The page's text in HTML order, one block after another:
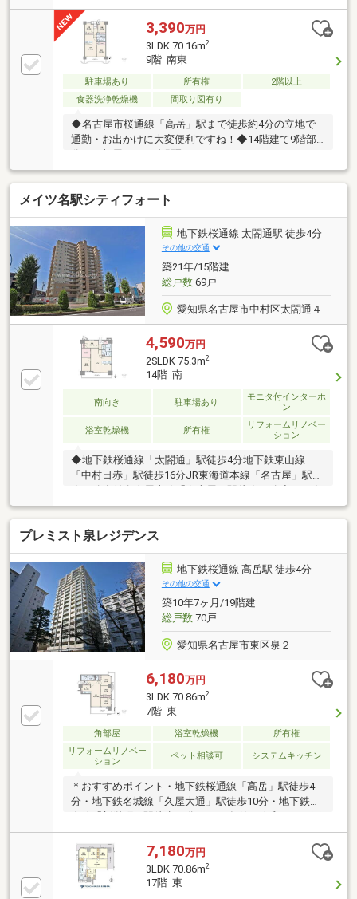
ム完工予定につき、綺麗なお部屋で新生活をスタート
〇専有面積74.00㎡の3LDK。ご家族でもゆとりある間
取り〇アフターサービス保証付きで、購入後も安心で
す～利便性高い周辺環境～〇テレピアまで徒歩5分、
都心での買物やお出かけにも便利〇セブンイレブン名
古屋東桜1丁目店まで徒歩3分〇東桜小学校徒歩6分、
冨士中学校徒歩6分で通学も安心〇東桜幼稚園徒歩2
ラッグストアも徒歩圏に揃う便利な立地
3,390万円
3LDK 70.16m2
9階 南東
駐車場あり 所有権
2階以上
食器洗浄乾燥機
間取り図有り
◆名古屋市桜通線「高岳」駅まで徒歩約4分の立地で
通勤・お出かけに大変便利ですね！◆14階建て9階部
の3LDK！◆全居室5帖以上のゆとりの間取り設計で
す！◆LDKは約15帖とゆとりの空間がございます！◆
リビングと洋室は続き間ですので、空間の広がりを感
じられます！◆キッチンは、お料理中も家族を身近に
感じられる対面式です！◆食洗機完備で、食事のあと
も家族団らんの時間を過ごせますね◆各居室に収納が
設けられており、お部屋のスペースを有効的に使えま
す◆2部屋に面したバルコニーは開放感がございま
す！
メイツ名駅シティフォート
地下鉄桜通線 太閤通駅 徒歩4分
その他の交通
築21年/15階建
総戸数69戸
愛知県名古屋市中村区太閤通４
4,590万円
2SLDK 75.3m2
14階 南
南向き 駐車場あり
モニタ付インターホ
ン
浴室乾燥機 所有権
リフォームリノベー
ション
◆地下鉄桜通線「太閤通」駅徒歩4分地下鉄東山線
「中村日赤」駅徒歩16分JR東海道本線「名古屋」駅徒
3月全面リノベーション済み！黒を基調としたシック
でかっこいいこだわりのリノベです。◆14階住戸の為
眺望良好！ワイドバルコニーで日当たり・採光・通風
良好！◆敷地内駐車場複数台空き有！(2025年4月8日
時点)1住戸1台利用可能！◆ペット2匹飼育可能！(規約
有)◆大容量WICやSIC付！お荷物が多くても安心！(周
辺環境)・ピアゴ中村店…徒歩9分・牧野小学校…徒歩11
分・黄金中学校…徒歩8分・中村区役所…徒歩6分
プレミスト泉レジデンス
地下鉄桜通線 高岳駅 徒歩4分
その他の交通
築10年7ヶ月/19階建
総戸数70戸
愛知県名古屋市東区泉２
6,180万円
3LDK 70.86m2
7階 東
角部屋 浴室乾燥機
所有権
リフォームリノベー
ション
ペット相談可 システムキッチン
＊おすすめポイント・地下鉄桜通線「高岳」駅徒歩4
分・地下鉄名城線「久屋大通」駅徒歩10分・地下鉄東
山線「新栄町」駅徒歩13分・2016年築・大和ハウス工
業分譲の「プレミスト」シリーズ・免震構造・24時間
ゴミ出し可能・ペット飼育可（諸制限有り）・高級感
のある廊下設計・全室がバルコニーに面しており、日
当たり・風通し良好・目の前は公園のため、見晴らし
良好＊周辺環境・東桜小学校 徒歩10分・冨士中学
7,180万円
3LDK 70.86m2
17階 東